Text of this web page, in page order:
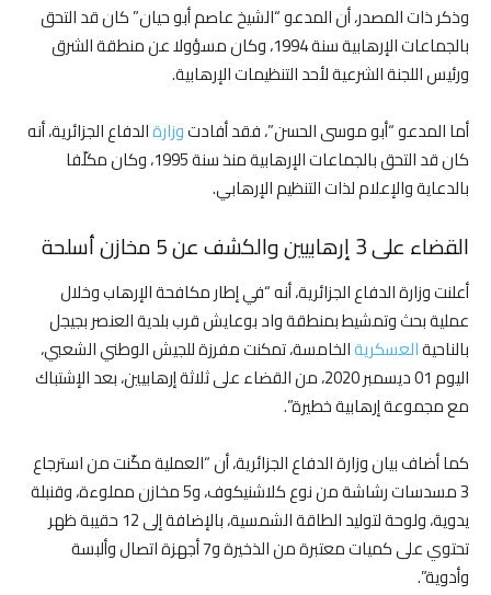
وذكر ذات المصدر، أن المدعو “الشيخ عاصم أبو حيان” كان قد التحق
بالجماعات الإرهابية سنة 1994، وكان مسؤولا عن منطقة الشرق
ورئيس اللجنة الشرعية لأحد التنظيمات الإرهابية.
أما المدعو “أبو موسى الحسن”، فقد أفادتوزارةالدفاع الجزائرية، أنه
كان قد التحق بالجماعات الإرهابية منذ سنة 1995، وكان مكلّفا
بالدعاية والإعلام لذات التنظيم الإرهابي.
القضاء على 3 إرهابيين والكشف عن 5 مخازن أسلحة
أعلنت وزارة الدفاع الجزائرية، أنه “في إطار مكافحة الإرهاب وخلال
عملية بحث وتمشيط بمنطقة واد بوعايش قرب بلدية العنصر بجيجل
بالناحيةالعسكريةالخامسة، تمكنت مفرزة للجيش الوطني الشعبي،
اليوم 01 ديسمبر 2020، من القضاء على ثلاثة إرهابيين، بعد الإشتباك
مع مجموعة إرهابية خطيرة”.
كما أضاف بيان وزارة الدفاع الجزائرية، أن “العملية مكّنت من استرجاع
3 مسدسات رشاشة من نوع كلاشنيكوف، و5 مخازن مملوءة، وقنبلة
يدوية، ولوحة لتوليد الطاقة الشمسية، بالإضافة إلى 12 حقيبة ظهر
تحتوي على كميات معتبرة من الذخيرة و7 أجهزة اتصال وألبسة
وأدوية”.